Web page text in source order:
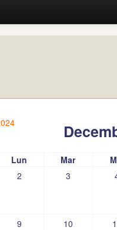
Lun Mar
2 3
9 10